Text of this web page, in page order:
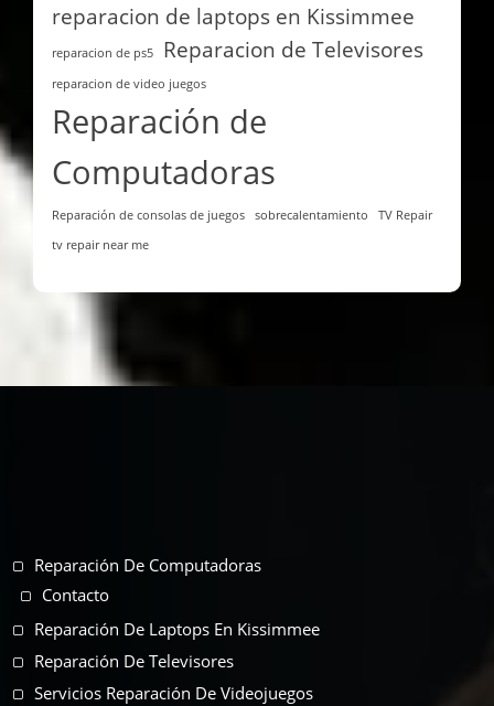
reparacion de laptops en Kissimmee
reparacion de ps5 Reparacion de Televisores
reparacion de video juegos
Reparación de
Computadoras
Reparación de consolas de juegos sobrecalentamiento
TV Repair
tv repair near me
Reparación De Computadoras
Contacto
Reparación De Laptops En Kissimmee
Reparación De Televisores
Servicios Reparación De Videojuegos